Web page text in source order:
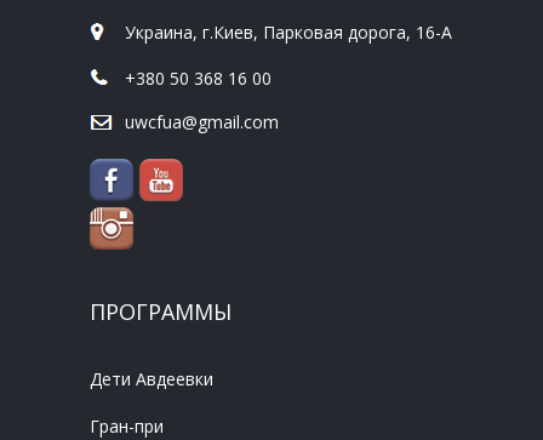
Украина, г.Киев, Парковая дорога, 16-А
+380 50 368 16 00
uwcfua@gmail.com
ПРОГРАММЫ
Дети Авдеевки
Гран-при